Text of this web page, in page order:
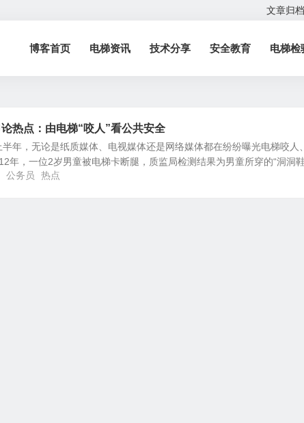
文章归档
博客首页 电梯资讯 技术分享 安全教育 电梯检
热点：由电梯“咬人”看公共安全
半年，无论是纸质媒体、电视媒体还是网络媒体都在纷纷曝光电梯咬人
年，一位2岁男童被电梯卡断腿，质监局检测结果为男童所穿的“洞洞
公务员 热点